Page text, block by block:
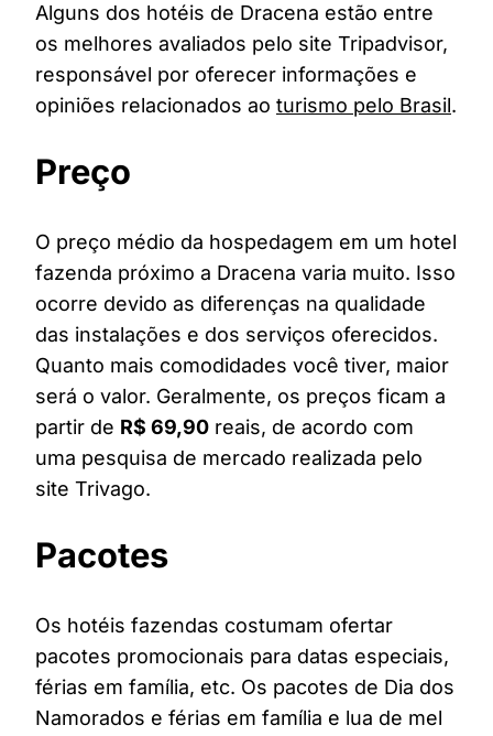
Alguns dos hotéis de Dracena estão entre
os melhores avaliados pelo site Tripadvisor,
responsável por oferecer informações e
opiniões relacionados ao turismo pelo Brasil.
Preço
O preço médio da hospedagem em um hotel
fazenda próximo a Dracena varia muito. Isso
ocorre devido as diferenças na qualidade
das instalações e dos serviços oferecidos.
Quanto mais comodidades você tiver, maior
será o valor. Geralmente, os preços ficam a
partir de R$ 69,90 reais, de acordo com
uma pesquisa de mercado realizada pelo
site Trivago.
Pacotes
Os hotéis fazendas costumam ofertar
pacotes promocionais para datas especiais,
férias em família, etc. Os pacotes de Dia dos
Namorados e férias em família e lua de mel